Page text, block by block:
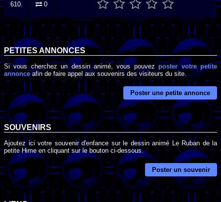
610. 0
PETITES ANNONCES
Si vous cherchez un dessin animé, vous pouvezposter votre petite
annonceafin de faire appel aux souvenirs des visiteurs du site.
Poster une petite annonce
SOUVENIRS
Ajoutez ici votre souvenir d'enfance sur le dessin animé Le Ruban de la
petite Hime en cliquant sur le bouton ci-dessous.
Poster un souvenir